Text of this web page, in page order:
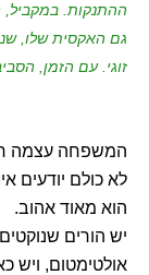
ההתנקות. במקביל,
גם האקסית שלו,
זוגי. עם הזמן,
המשפחה עצמה
לא כולם יודעים
הוא מאוד אהוב.
יש הורים
אולטימטום, ויש